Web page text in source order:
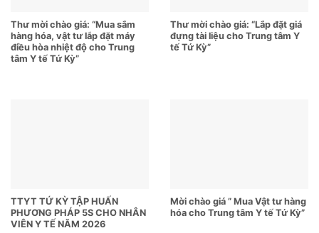
Thư mời chào giá: “Mua sắm
hàng hóa, vật tư lắp đặt máy
điều hòa nhiệt độ cho Trung
tâm Y tế Tứ Kỳ”
Thư mời chào giá: “Lắp đặt giá
đựng tài liệu cho Trung tâm Y
tế Tứ Kỳ”
TTYT TỨ KỲ TẬP HUẤN
PHƯƠNG PHÁP 5S CHO NHÂN
VIÊN Y TẾ NĂM 2026
Mời chào giá ” Mua Vật tư hàng
hóa cho Trung tâm Y tế Tứ Kỳ”